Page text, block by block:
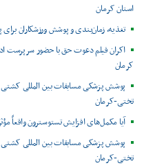
استان کرمان
تغذیه، زمان‌بندی و پوشش ورزشکاران
اکران فیلم دعوت حق با حضور سرپرست
کرمان
پوشش پزشکی مسابقات بین المللی کشتی
تختی-کرمان
آیا مکمل‌های افزایش تستوسترون واقعاً
پوشش پزشکی مسابقات بین المللی کشتی
تختی-کرمان